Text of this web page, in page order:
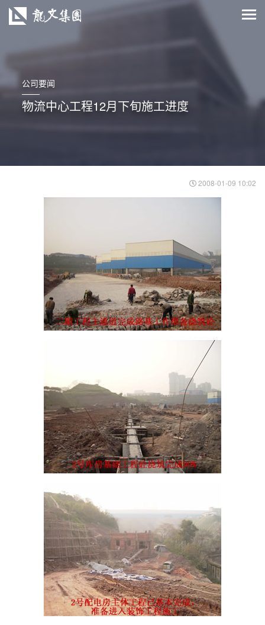
公司要闻
物流中心工程12月下旬施工进度
2008-01-09 10:02